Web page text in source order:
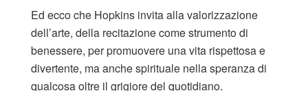
Ed ecco che Hopkins invita alla valorizzazione
dell’arte, della recitazione come strumento di
benessere, per promuovere una vita rispettosa e
divertente, ma anche spirituale nella speranza di
qualcosa oltre il grigiore del quotidiano.